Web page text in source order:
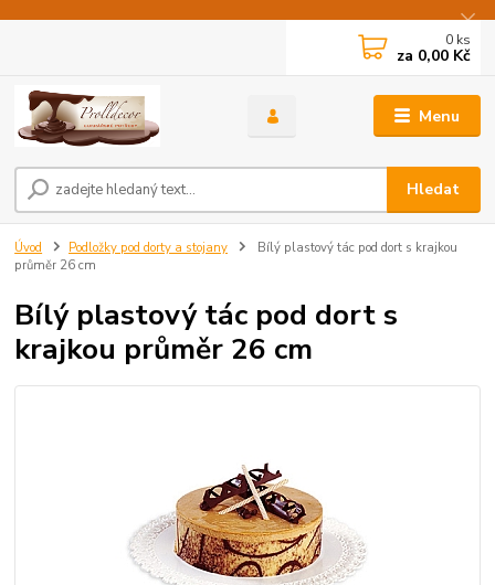
Menu
Hledat
0 ks
za 0,00 Kč
Úvod Podložky pod dorty a stojany
Bílý plastový tác pod dort s krajkou
průměr 26 cm
Bílý plastový tác pod dort s
krajkou průměr 26 cm